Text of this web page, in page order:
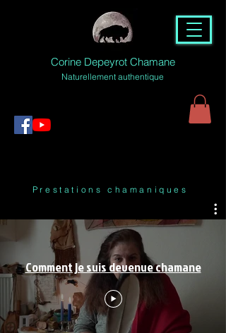
Corine Depeyrot Chamane
Naturellement authentique
Prestations chamaniques
Comment je suis devenue chamane